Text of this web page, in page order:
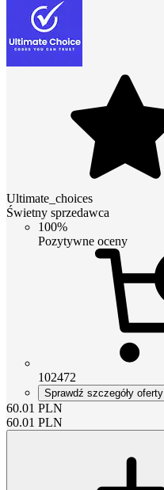
Ultimate_choices
Świetny sprzedawca
100%
Pozytywne oceny
102472
Sprawdź szczegóły oferty
60.01 PLN
60.01 PLN